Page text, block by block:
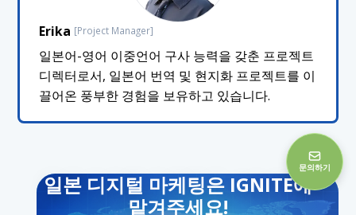
Erika [Project Manager]
일본어-영어 이중언어 구사 능력을 갖춘 프로젝트
디렉터로서, 일본어 번역 및 현지화 프로젝트를 이
끌어온 풍부한 경험을 보유하고 있습니다.
일본 디지털 마케팅은 IGNITE에
맡겨주세요!
문의하기